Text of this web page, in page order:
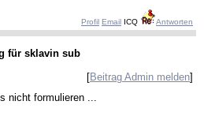
Profil Email ICQ Antworten
für sklavin sub
[Beitrag Admin melden]
nicht formulieren ...